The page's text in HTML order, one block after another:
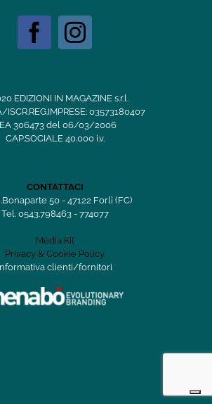
EDIZIONI IN MAGAZINE s.r.l.
ISCR.REG.IMPRESE: 03573180407
306473 del 06/03/2006
CAP.SOCIALE 40.000 i.v.
CONTATTACI
50 - 47122 Forlì (FC)
Tel. 0543.798463 - 774077
Media Kit
Privacy & Cookie Policy
clienti/fornitori